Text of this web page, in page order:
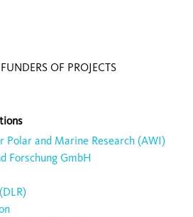
OF PROJECTS
and Marine Research (AWI)
Forschung GmbH